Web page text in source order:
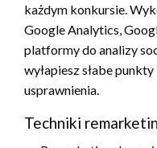
każdym konkursie.
Google Analytics,
platformy do analizy
wyłapiesz słabe
usprawnienia.
Techniki